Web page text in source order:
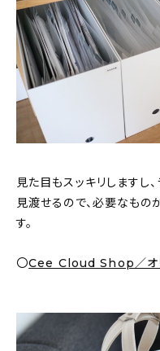
見た目もスッキリしますし
見渡せるので、必要なもの
す。
〇Cee Cloud Shop／オリ